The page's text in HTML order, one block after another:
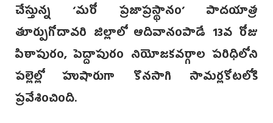
చేస్తున్న ‘మరో ప్రజాప్రస్థానం’ పాదయాత్ర
తూర్పుగోదావరి జిల్లాలో ఆదివానంపాడే 13వ రోజు
పిఠాపురం, పెద్దాపురం నియోజకవర్గాల పరిధిలోని
పల్లెల్లో హుషారుగా కొనసాగి సామర్లకోటలోకి
ప్రవేశించింది.